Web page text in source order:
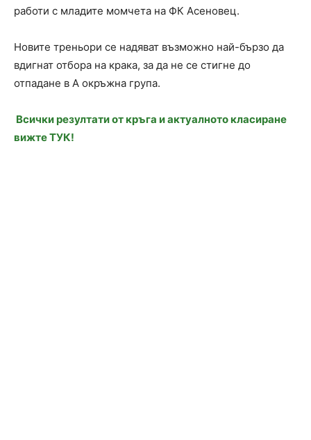
работи с младите момчета на ФК Асеновец.
Новите треньори се надяват възможно най-бързо да
вдигнат отбора на крака, за да не се стигне до
отпадане в А окръжна група.
Всички резултати от кръга и актуалното класиране
вижте ТУК!